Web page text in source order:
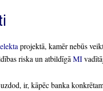
projektā, kamēr nebūs
riska un atbildīgā MI
ir, kāpēc banka